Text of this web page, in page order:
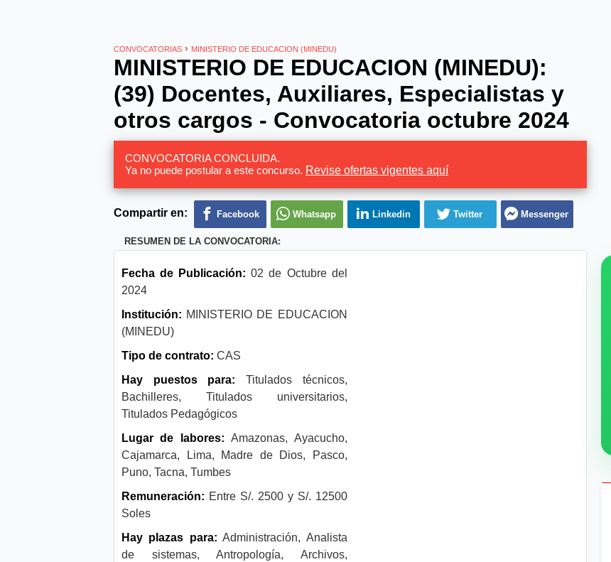
CONVOCATORIAS › MINISTERIO DE EDUCACION (MINEDU)
MINISTERIO DE EDUCACION (MINEDU):
(39) Docentes, Auxiliares, Especialistas y
otros cargos - Convocatoria octubre 2024
CONVOCATORIA CONCLUIDA.
Ya no puede postular a este concurso. Revise ofertas vigentes aquí
Compartir en: Facebook Whatsapp Linkedin Twitter Messenger
RESUMEN DE LA CONVOCATORIA:
Fecha de Publicación: 02 de Octubre del
2024
Institución: MINISTERIO DE EDUCACION
(MINEDU)
Tipo de contrato: CAS
Hay puestos para: Titulados técnicos,
Bachilleres, Titulados universitarios,
Titulados Pedagógicos
Lugar de labores:Amazonas, Ayacucho,
Cajamarca, Lima, Madre de Dios, Pasco,
Puno, Tacna, Tumbes
Remuneración: Entre S/. 2500 y S/. 12500
Soles
Hay plazas para: Administración, Analista
de sistemas, Antropología, Archivos,